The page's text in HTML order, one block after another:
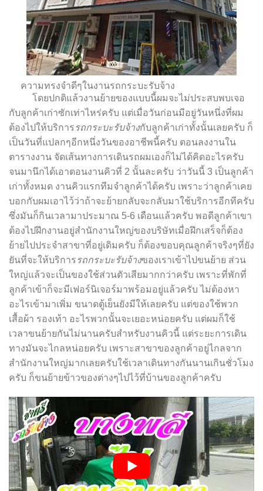
ความทรงจำดีๆในงานรถกระบะรับจ้าง
โดยปกติแล้วงานย้ายของแบบนี้ผมจะไม่ประสบพบเจอ
กับลูกค้าเก่าซักเท่าไหร่ครับ แต่เมื่อวันก่อนมีอยู่วันหนึ่งที่ผม
ต้องไปให้บริการรถกระบะรับจ้างกับลูกค้าเก่าทั้งนั้นเลยครับ ก็
เป็นวันที่แปลกๆอีกหนึ่งวันของอาชีพนี้ครับ ตอนลงงานใน
ตารางงาน จัดเส้นทางการเดินรถผมเองก็ไม่ได้คิดอะไรครับ
จนมานึกได้เอาตอนงานคิวที่ 2 นั้นละครับ ว่าวันนี้ 3 เป็นลูกค้า
เก่าทั้งหมด งานคิวแรกทีมจำลูกค้าได้ครับ เพราะว่าลูกค้าเคย
บอกกับผมเอาไว้ว่าถ้าจะย้ายกลับจะกลับมาใช้บริการอีกทีครับ
ซึ่งมันก็กินเวลามาประมาณ 5-6 เดือนแล้วครับ พอดีลูกค้าเขา
ต้องไปฝึกงานอยู่สำนักงานใหญ่ของบริษัทเมื่อฝึกเสร็จก็ต้อง
ย้ายไปประจำสาขาที่อยู่เดิมครับ ก็ต้องขอบคุณลูกค้าจริงๆที่ยัง
ยันที่จะให้บริการรถกระบะรับจ้างของเราเข้าไปขนย้าย ส่วน
ใหญ่แล้วจะเป็นของใช้ส่วนตัวเสียมากกว่าครับ เพราะที่พักที่
ลูกค้าเข้าก็จะมีเฟอร์นิเจอร์มาพร้อมอยู่แล้วครับ ไม่ต้องหา
อะไรเข้ามาเพิ่ม ขนาดตู้เย็นยังมีให้เลยครับ แต่ของใช้พวก
เสื้อผ้า รองเท้า อะไรพวกนั้นจะเยอะหน่อยครับ แต่ผมก็ใช้
เวลาขนย้ายกันไม่นานครับสำหรับงานคิวนี้ แต่ระยะการเดิน
ทางมันจะไกลหน่อยครับ เพราะสาขาของลูกค้าอยู่ไกลจาก
สำนักงานใหญ่มากเลยครับใช้เวลาเดินทางกันนานเกินชั่วโมง
ครับ ก็ขนย้ายข้าวของต่างๆไปไว้ที่บ้านของลูกค้าครับ